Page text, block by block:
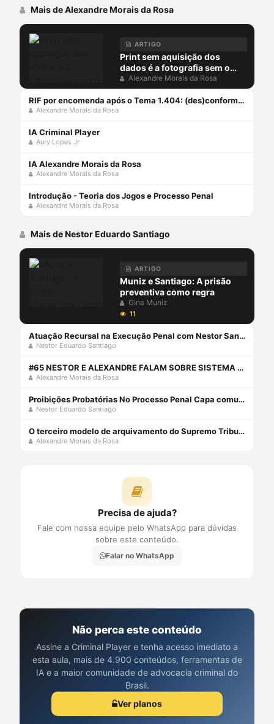
Mais de Alexandre Morais da Rosa
ARTIGO
Print sem aquisição dos
dados é a fotografia sem o
negativo
Alexandre Morais da Rosa
RIF por encomenda após o Tema 1.404: (des)conformidades
Alexandre Morais da Rosa
IA Criminal Player
Aury Lopes Jr
IA Alexandre Morais da Rosa
Alexandre Morais da Rosa
Introdução - Teoria dos Jogos e Processo Penal
Alexandre Morais da Rosa
Mais de Nestor Eduardo Santiago
ARTIGO
Muniz e Santiago: A prisão
preventiva como regra
Gina Muniz
11
Atuação Recursal na Execução Penal com Nestor Santiago
Nestor Eduardo Santiago
#65 NESTOR E ALEXANDRE FALAM SOBRE SISTEMA ACUSATÓRIO E DIREITO PENAL SIMBÓLICO.
Alexandre Morais da Rosa
Proibições Probatórias No Processo Penal Capa comum 1 janeiro 2013
Nestor Eduardo Santiago
O terceiro modelo de arquivamento do Supremo Tribunal Federal
Alexandre Morais da Rosa
Precisa de ajuda?
Fale com nossa equipe pelo WhatsApp para dúvidas
sobre este conteúdo.
Falar no WhatsApp
Não perca este conteúdo
Assine a Criminal Player e tenha acesso imediato a
esta aula, mais de 4.900 conteúdos, ferramentas de
IA e a maior comunidade de advocacia criminal do
Brasil.
Ver planos